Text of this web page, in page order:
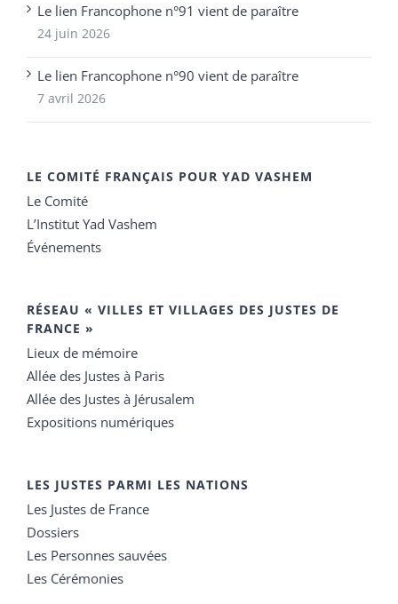
Le lien Francophone n°91 vient de paraître
24 juin 2026
Le lien Francophone n°90 vient de paraître
7 avril 2026
LE COMITÉ FRANÇAIS POUR YAD VASHEM
Le Comité
L’Institut Yad Vashem
Événements
RÉSEAU « VILLES ET VILLAGES DES JUSTES DE
FRANCE »
Lieux de mémoire
Allée des Justes à Paris
Allée des Justes à Jérusalem
Expositions numériques
LES JUSTES PARMI LES NATIONS
Les Justes de France
Dossiers
Les Personnes sauvées
Les Cérémonies